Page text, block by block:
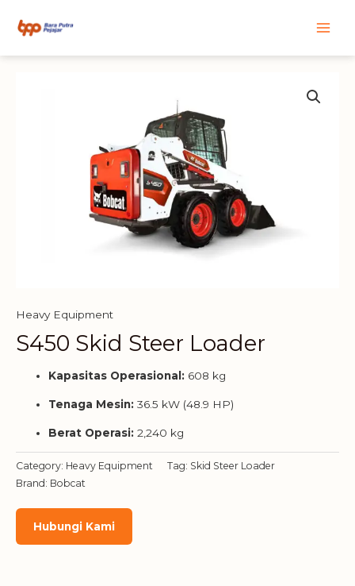
Main
Heavy Equipment
S450 Skid Steer Loader
Kapasitas Operasional: 608 kg
Tenaga Mesin: 36.5 kW (48.9 HP)
Berat Operasi: 2,240 kg
Category: Heavy Equipment Tag: Skid Steer Loader
Brand: Bobcat
Hubungi Kami